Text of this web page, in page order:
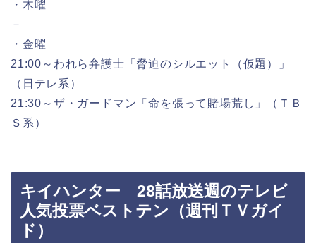
・木曜
－
・金曜
21:00～われら弁護士「脅迫のシルエット（仮題）」
（日テレ系）
21:30～ザ・ガードマン「命を張って賭場荒し」（ＴＢ
Ｓ系）
キイハンター 28話放送週のテレビ
人気投票ベストテン（週刊ＴＶガイ
ド）